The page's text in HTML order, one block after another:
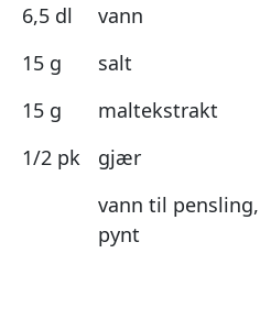
6,5 dl
vann
15 g
salt
15 g
maltekstrakt
1/2 pk
gjær
vann til
pynt